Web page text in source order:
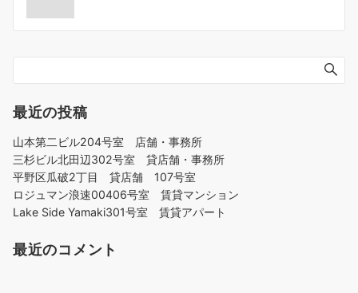
シ
ョ
最近の投稿
山本第二ビル204号室 店舗・事務所
三杉ビル北田辺302号室 貸店舗・事務所
平野区瓜破2丁目 貸店舗 107号室
ロジュマン浪速00406号室 賃貸マンション
Lake Side Yamaki301号室 賃貸アパート
最近のコメント